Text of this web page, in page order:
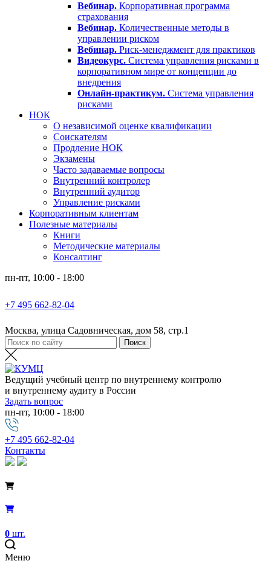
Вебинар. Корпоративная программа
страхования
Вебинар. Количественные методы в
управлении риском
Вебинар. Риск-менеджмент для практиков
Видеокурс. Система управления рисками в
корпоративном мире от концепции до
внедрения
Онлайн-практикум. Система управления
рисками
НОК
О независимой оценке квалификации
Соискателям
Продление НОК
Экзамены
Часто задаваемые вопросы
Внутренний контролер
Внутренний аудитор
Управление рисками
Корпоративным клиентам
Полезные материалы
Книги
Методические материалы
Консалтинг
пн-пт, 10:00 - 18:00
+7 495 662-82-04
Москва, улица Садовническая, дом 58, стр.1
Ведущий учебный центр по внутреннему контролю
и внутреннему аудиту в России
Задать вопрос
пн-пт, 10:00 - 18:00
+7 495 662-82-04
Контакты
0 шт.
Меню